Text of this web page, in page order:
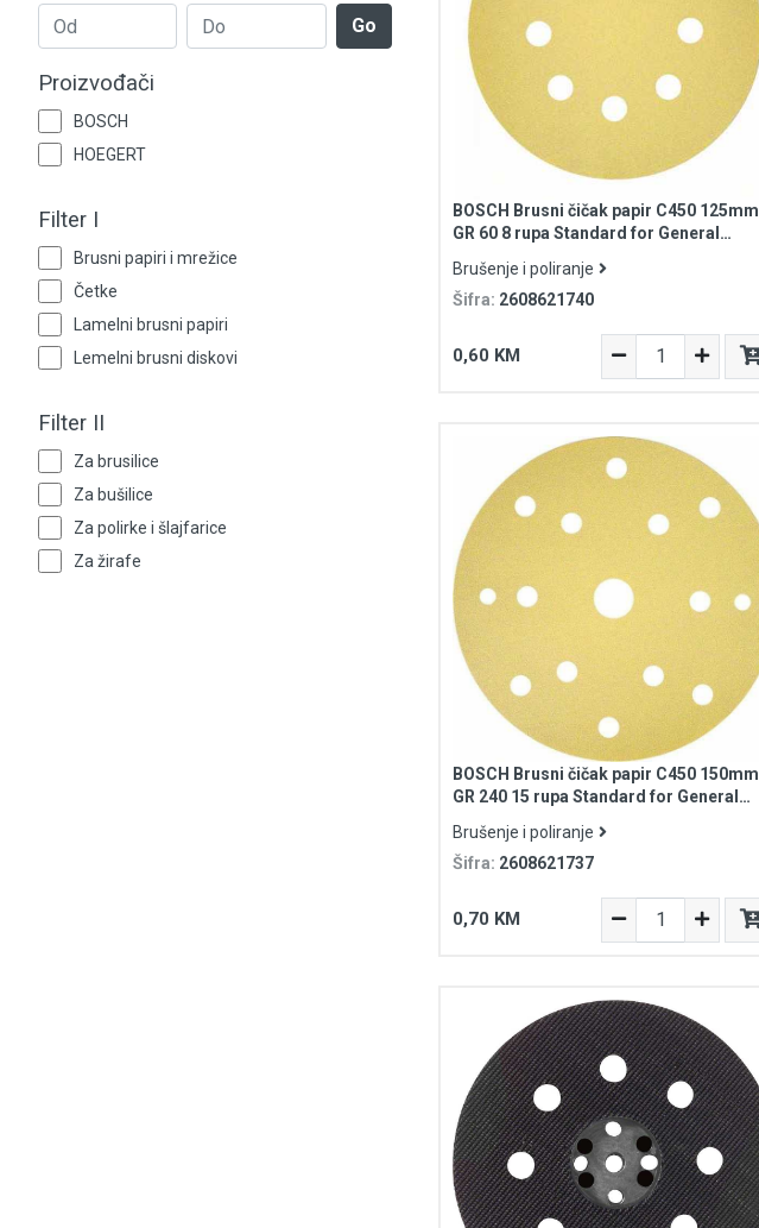
Grijanje i klimatizacija
Mjerno-regulaciona oprema
RASPRODAJA
Tehnička hemija i kućni program
Videonadzor
Vijčana roba
Go
Proizvođači
BOSCH
HOEGERT
Filter I
Brusni papiri i mrežice
Četke
Lamelni brusni papiri
Lemelni brusni diskovi
Filter II
Za brusilice
Za bušilice
Za polirke i šlajfarice
Za žirafe
BOSCH Brusni čičak papir C450 125mm
GR 60 8 rupa Standard for General
Brušenje i poliranje
Šifra: 2608621740
0,60 KM
BOSCH Brusni čičak papir C450 150mm
GR 240 15 rupa Standard for General
Brušenje i poliranje
Šifra: 2608621737
0,70 KM